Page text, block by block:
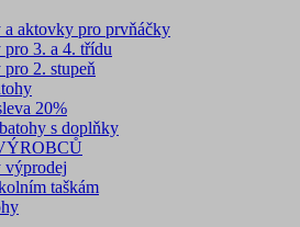
a aktovky pro prvňáčky
3. a 4. třídu
2. stupeň
20%
s doplňky
výprodej
taškám